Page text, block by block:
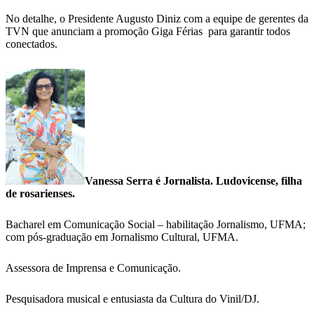
No detalhe, o Presidente Augusto Diniz com a equipe de gerentes da
TVN que anunciam a promoção Giga Férias para garantir todos
conectados.
Vanessa Serra é Jornalista. Ludovicense, filha
de rosarienses.
Bacharel em Comunicação Social – habilitação Jornalismo, UFMA;
com pós-graduação em Jornalismo Cultural, UFMA.
Assessora de Imprensa e Comunicação.
Pesquisadora musical e entusiasta da Cultura do Vinil/DJ.